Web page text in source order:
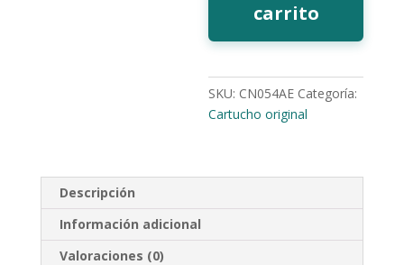
cantidadcarrito
SKU: CN054AE Categoría:
Cartucho original
Descripción
Información adicional
Valoraciones (0)